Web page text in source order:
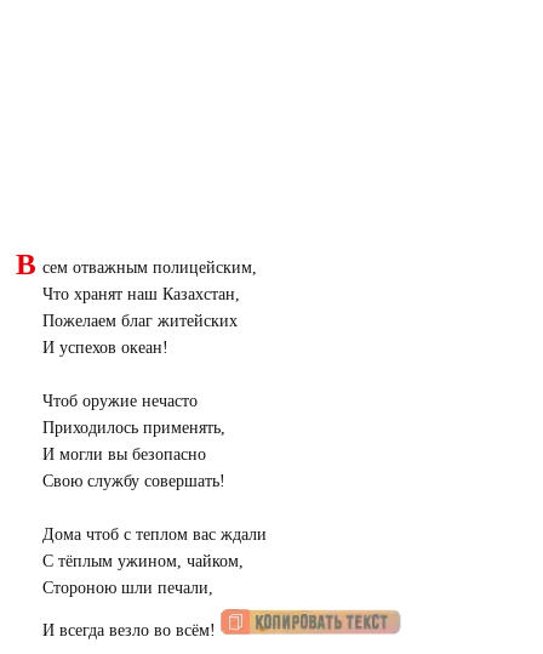
В сем отважным полицейским,
Что хранят наш Казахстан,
Пожелаем благ житейских
И успехов океан!
Чтоб оружие нечасто
Приходилось применять,
И могли вы безопасно
Свою службу совершать!
Дома чтоб с теплом вас ждали
С тёплым ужином, чайком,
Стороною шли печали,
И всегда везло во всём!